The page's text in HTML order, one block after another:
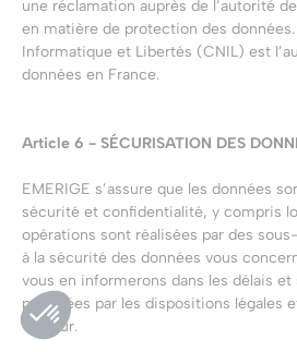
une réclamation auprès de l’autorité
en matière de protection des
Informatique et Libertés (CNIL) est
données en France.
Article 6 - SÉCURISATION DES
EMERIGE s’assure que les données
sécurité et confidentialité, y compris
opérations sont réalisées par des
à la sécurité des données vous
vous en informerons dans les délais et
précisées par les dispositions légales
vigueur.